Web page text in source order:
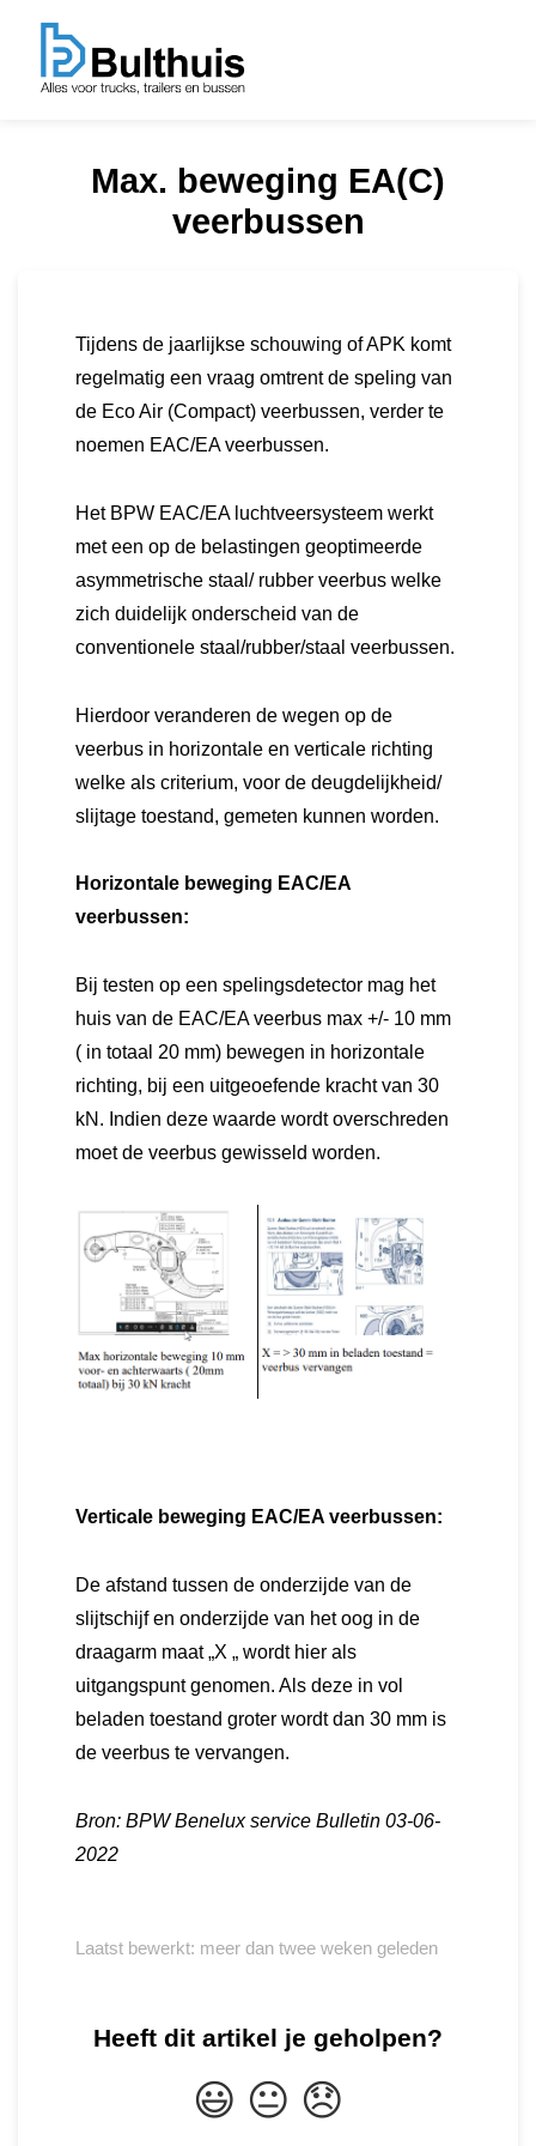
Max. beweging EA(C)
veerbussen
Tijdens de jaarlijkse schouwing of APK komt
regelmatig een vraag omtrent de speling van
de Eco Air (Compact) veerbussen, verder te
noemen EAC/EA veerbussen.
Het BPW EAC/EA luchtveersysteem werkt
met een op de belastingen geoptimeerde
asymmetrische staal/ rubber veerbus welke
zich duidelijk onderscheid van de
conventionele staal/rubber/staal veerbussen.
Hierdoor veranderen de wegen op de
veerbus in horizontale en verticale richting
welke als criterium, voor de deugdelijkheid/
slijtage toestand, gemeten kunnen worden.
Horizontale beweging EAC/EA
veerbussen:
Bij testen op een spelingsdetector mag het
huis van de EAC/EA veerbus max +/- 10 mm
( in totaal 20 mm) bewegen in horizontale
richting, bij een uitgeoefende kracht van 30
kN. Indien deze waarde wordt overschreden
moet de veerbus gewisseld worden.
Verticale beweging EAC/EA veerbussen:
De afstand tussen de onderzijde van de
slijtschijf en onderzijde van het oog in de
draagarm maat „X „ wordt hier als
uitgangspunt genomen. Als deze in vol
beladen toestand groter wordt dan 30 mm is
de veerbus te vervangen.
Bron: BPW Benelux service Bulletin 03-06-
2022
Laatst bewerkt: meer dan twee weken geleden
Heeft dit artikel je geholpen?
😃 😐 😞